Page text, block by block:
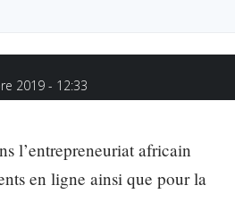
nos ressources informatiques.
Parc info
2019 - 12:33
l’entrepreneuriat africain
en ligne ainsi que pour la